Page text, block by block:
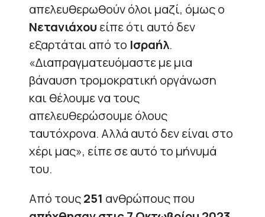
απελευθερωθούν όλοι μαζί, όμως ο
Νετανιάχου είπε ότι αυτό δεν
εξαρτάται από το Ισραήλ.
«Διαπραγματευόμαστε με μια
βάναυση τρομοκρατική οργάνωση
και θέλουμε να τους
απελευθερώσουμε όλους
ταυτόχρονα. Αλλά αυτό δεν είναι στο
χέρι μας», είπε σε αυτό το μήνυμά
του.
Από τους251 ανθρώπους που